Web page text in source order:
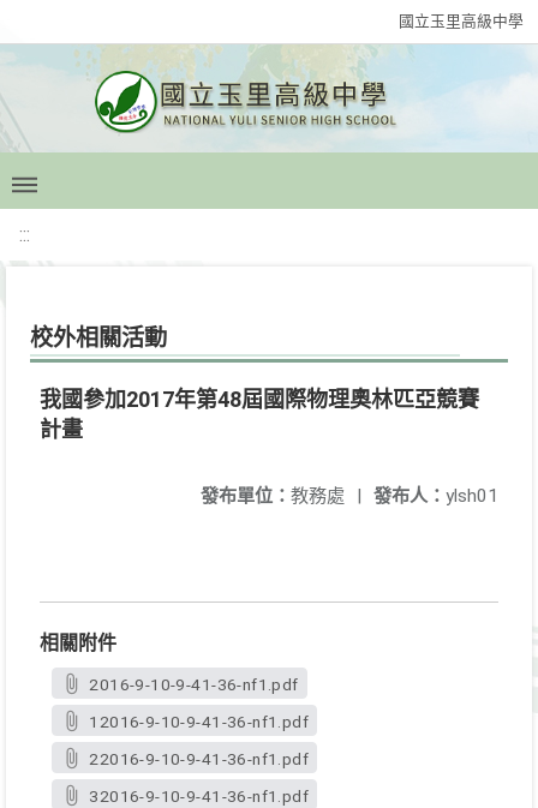
國立玉里高級中學
:::
校外相關活動
我國參加2017年第48屆國際物理奧林匹亞競賽
計畫
發布人： ylsh01
發布單位： 教務處 |
相關附件
2016-9-10-9-41-36-nf1.pdf
12016-9-10-9-41-36-nf1.pdf
22016-9-10-9-41-36-nf1.pdf
32016-9-10-9-41-36-nf1.pdf